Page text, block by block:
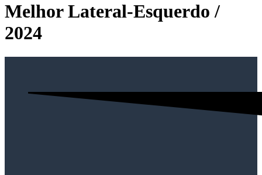
Melhor Lateral-Esquerdo /
2024